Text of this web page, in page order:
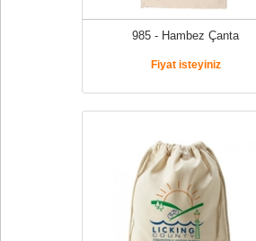
985 - Hambez Çanta
Fiyat isteyiniz